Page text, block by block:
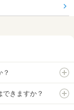
？
きますか？